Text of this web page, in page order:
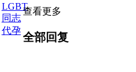
LGBT
同志
代孕
查看更多
全部回复